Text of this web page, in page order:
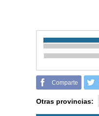
Comparte
Otras provincias: